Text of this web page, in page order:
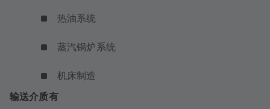
热油系统
蒸汽锅炉系统
机床制造
输送介质有